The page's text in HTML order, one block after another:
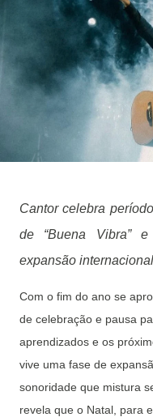
Cantor celebra
de “Buena Vibra”
expansão
Com o fim do ano se
de celebração e pausa
aprendizados e os
vive uma fase de
sonoridade que mistura
revela que o Natal, para